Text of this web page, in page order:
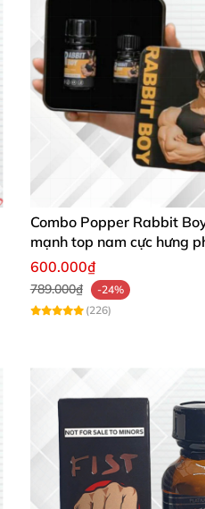
Combo Popper Rabbit
mạnh top nam cực hưng
600.000₫
789.000₫
-24%
(226)